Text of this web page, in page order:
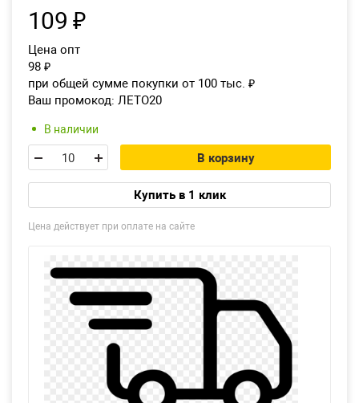
109 ₽
Цена опт
98 ₽
при общей сумме покупки от 100 тыс. ₽
Ваш промокод: ЛЕТО20
В наличии
В корзину
Купить в 1 клик
Цена действует при оплате на сайте